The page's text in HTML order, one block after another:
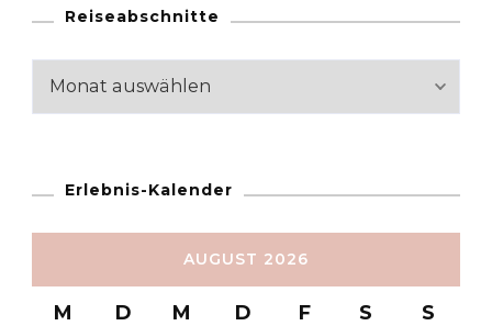
Reiseabschnitte
Reiseabschnitte
Erlebnis-Kalender
AUGUST 2026
M D M D F S S